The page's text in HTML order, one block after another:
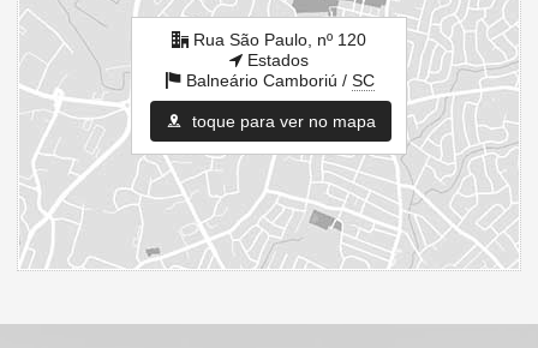
Rua São Paulo, nº 120
Estados
Balneário Camboriú / SC
toque para ver no mapa